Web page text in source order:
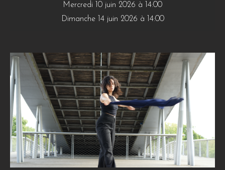
Mercredi 10 juin 2026 à 14:00
Dimanche 14 juin 2026 à 14:00